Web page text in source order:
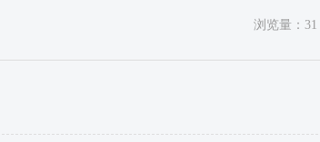
浏览量： 31